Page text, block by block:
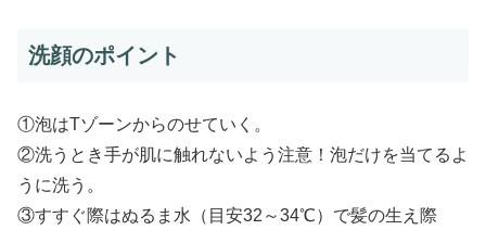
洗顔のポイント
①泡はTゾーンからのせていく。
②洗うとき手が肌に触れないよう注意！泡だけを当てるよ
うに洗う。
③すすぐ際はぬるま水（目安32～34℃）で髪の生え際